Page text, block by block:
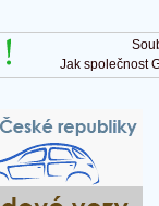
Jak společnost